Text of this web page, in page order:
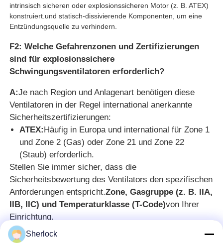
intrinsisch sicheren oder explosionssicheren Motor (z. B. ATEX)
konstruiert.und statisch-dissivierende Komponenten, um eine
Entzündungsquelle zu verhindern.
F2: Welche Gefahrenzonen und Zertifizierungen
sind für explosionssichere
Schwingungsventilatoren erforderlich?
A:Je nach Region und Anlagenart benötigen diese
Ventilatoren in der Regel international anerkannte
Sicherheitszertifizierungen:
ATEX:Häufig in Europa und international für Zone 1
und Zone 2 (Gas) oder Zone 21 und Zone 22
(Staub) erforderlich.
Stellen Sie immer sicher, dass die
Sicherheitsbewertung des Ventilators den spezifischen
Anforderungen entspricht.Zone, Gasgruppe (z. B. IIA,
IIB, IIC) und Temperaturklasse (T-Code)von Ihrer
Einrichtung.
Würden Sie mein Logo auf Lichtprodukte setzen?
Sherlock